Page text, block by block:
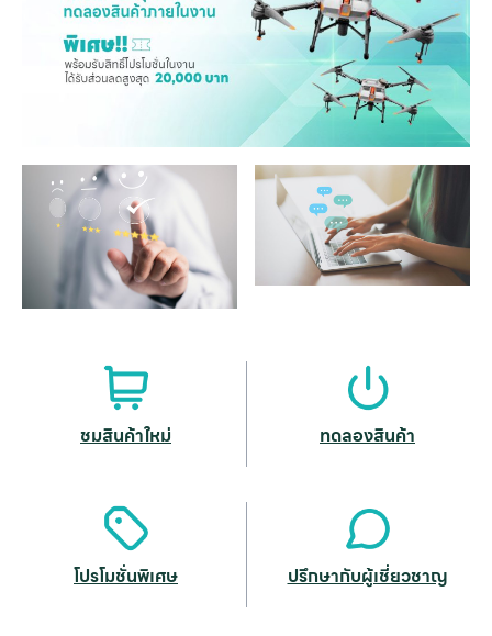
ชมสินค้าใหม่ ทดลองสินค้า
โปรโมชั่นพิเศษ ปรึกษากับผู้เชี่ยวชาญ